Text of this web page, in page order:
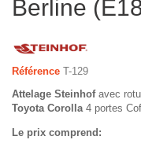
Berline
Référence T-129
Attelage Steinhofavec
Toyota Corolla4 portes
Le prix comprend: